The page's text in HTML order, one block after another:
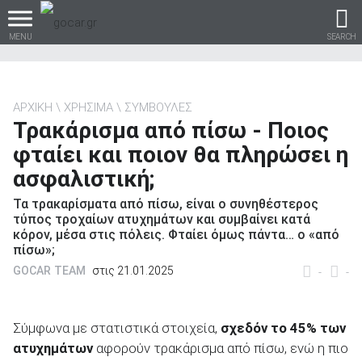
MENU SEARCH
Βρες τα πάντα για το
αυτοκίνητο!
βρες το!
Καινούρια
ΑΡΧΙΚΗ ΧΡΗΣΙΜΑ ΣΥΜΒΟΥΛΕΣ
Τρακάρισμα από πίσω - Ποιος
φταίει και ποιον θα πληρώσει η
ασφαλιστική;
Τα τρακαρίσματα από πίσω, είναι ο συνηθέστερος
τύπος τροχαίων ατυχημάτων και συμβαίνει κατά
κόρον, μέσα στις πόλεις. Φταίει όμως πάντα… ο «από
πίσω»;
- -
GOCAR TEAM στις 21.01.2025
Σύμφωνα με στατιστικά στοιχεία, σχεδόν το 45% των
ατυχημάτωναφορούν τρακάρισμα από πίσω, ενώ η πιο